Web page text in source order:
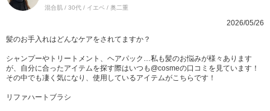
混合肌 / 30代 / イエベ / 奥二重
2026/05/26
髪のお手入れはどんなケアをされてますか？
シャンプーやトリートメント、ヘアパック…私も髪のお悩みが様々あります
が、自分に合ったアイテムを探す際はいつも@cosmeの口コミを見ています！
その中でも凄く気になり、使用しているアイテムがこちらです！
リファハートブラシ